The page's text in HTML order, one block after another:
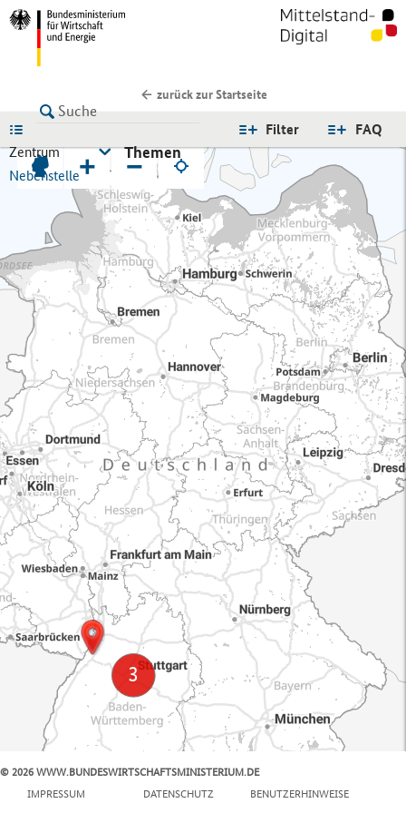
zurück zur Startseite
FAQ
Filter
Zentrum
Nebenstelle
Themen
+ −
© 2026 WWW.BUNDESWIRTSCHAFTSMINISTERIUM.DE
IMPRESSUM
DATENSCHUTZ BENUTZERHINWEISE